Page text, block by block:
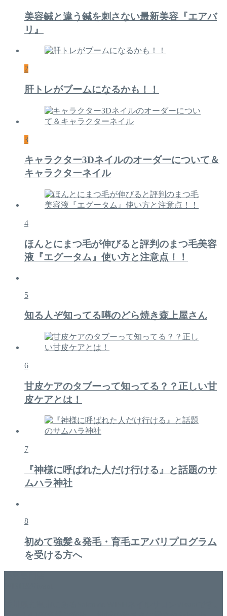
美容鍼と違う鍼を刺さない最新美容『エアバ
リ』
2
肝トレがブームになるかも！！
3
キャラクター3Dネイルのオーダーについて＆
キャラクターネイル
4
ほんとにまつ毛が伸びると評判のまつ毛美容
液『エグータム』使い方と注意点！！
5
知る人ぞ知ってる噂のどら焼き森上屋さん
6
甘皮ケアのタブーって知ってる？？正しい甘
皮ケアとは！
7
『神様に呼ばれた人だけ行ける』と話題のサ
ムハラ神社
8
初めて強髪＆発毛・育毛エアバリプログラム
を受ける方へ